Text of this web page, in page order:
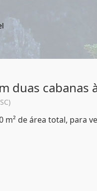
duas cabanas
m² de área total, para